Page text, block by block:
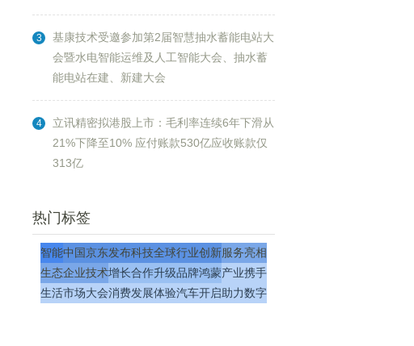
3
基康技术受邀参加第2届智慧抽水蓄能电站大
会暨水电智能运维及人工智能大会、抽水蓄
能电站在建、新建大会
4
立讯精密拟港股上市：毛利率连续6年下滑从
21%下降至10% 应付账款530亿应收账款仅
313亿
热门标签
智能中国京东发布科技全球行业创新服务亮相
生态企业技术增长合作升级品牌鸿蒙产业携手
生活市场大会消费发展体验汽车开启助力数字